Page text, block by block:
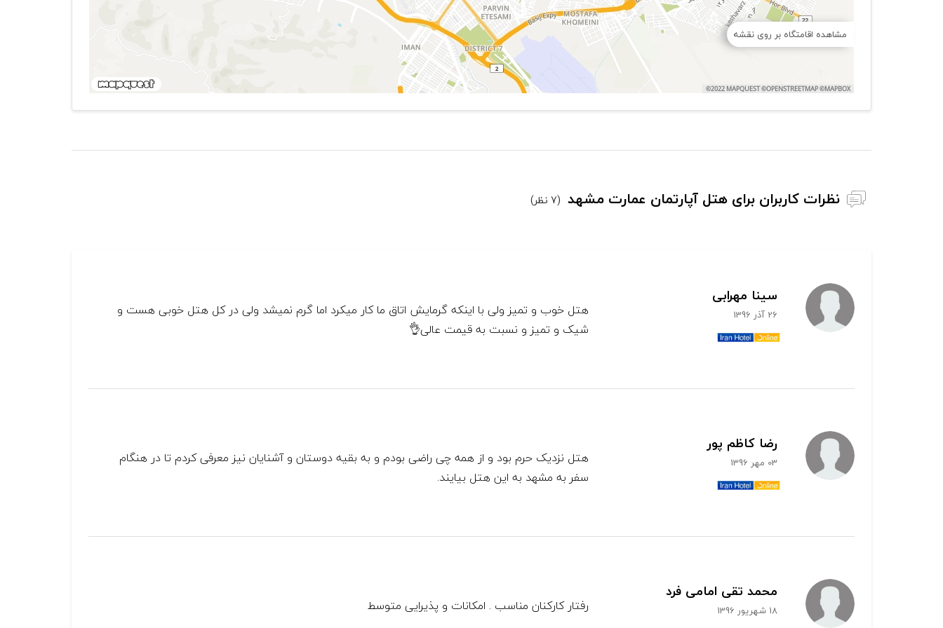
مشاهده اقامتگاه بر روی نقشه
نظرات کاربران برای هتل آپارتمان عمارت مشهد (7 نظر)
سینا مهرابی
26 آذر 1396
هتل خوب و تمیز ولی با اینکه گرمایش اتاق ما کار میکرد اما گرم نمیشد ولی در کل هتل خوبی هست و
شیک و تمیز و نسبت به قیمت عالی👌
رضا کاظم پور
03 مهر 1396
هتل نزدیک حرم بود و از همه چی راضی بودم و به بقیه دوستان و آشنایان نیز معرفی کردم تا در هنگام
سفر به مشهد به این هتل بیایند.
محمد تقی امامی فرد
18 شهریور 1396 رفتار کارکنان مناسب . امکانات و پذیرایی متوسط